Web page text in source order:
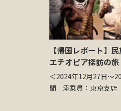
【帰国レポート】
エチオピア探訪の旅
＜2024年12月27日～
間 添乗員：東京支